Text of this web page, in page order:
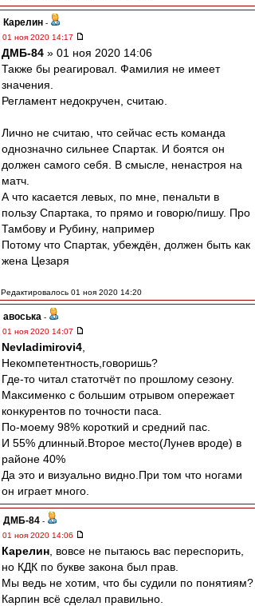
Карелин -
01 ноя 2020 14:17
ДМБ-84 » 01 ноя 2020 14:06
Также бы реагировал. Фамилия не имеет
значения.
Регламент недокручен, считаю.
Лично не считаю, что сейчас есть команда
однозначно сильнее Спартак. И боятся он
должен самого себя. В смысле, ненастроя на
матч.
А что касается левых, по мне, пенальти в
пользу Спартака, то прямо и говорю/пишу. Про
Тамбову и Рубину, например
Потому что Спартак, убеждён, должен быть как
жена Цезаря
Редактировалось 01 ноя 2020 14:20
авоська -
01 ноя 2020 14:07
Nevladimirovi4
Некомпетентность,говоришь?
Где-то читал статотчёт по прошлому сезону.
Максименко c большим отрывом опережает
конкурентов по точности паса.
По-моему 98% короткий и средний пас.
И 55% длинный.Второе место(Лунев вроде) в
районе 40%
Да это и визуально видно.При том что ногами
он играет много.
ДМБ-84 -
01 ноя 2020 14:06
Карелин , вовсе не пытаюсь вас переспорить,
но КДК по букве закона был прав.
Мы ведь не хотим, что бы судили по понятиям?
Карпин всё сделал правильно.